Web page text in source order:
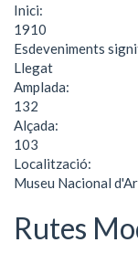
Inici:
1910
Esdeveniments
Llegat
Amplada:
132
Alçada:
103
Localització:
Museu Nacional
Rutes